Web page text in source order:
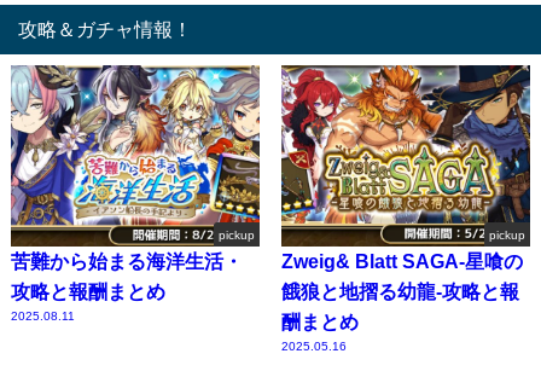
攻略＆ガチャ情報！
pickup
苦難から始まる海洋生活・
攻略と報酬まとめ
2025.08.11
pickup
Zweig& Blatt SAGA-星喰の
餓狼と地摺る幼龍-攻略と報
酬まとめ
2025.05.16